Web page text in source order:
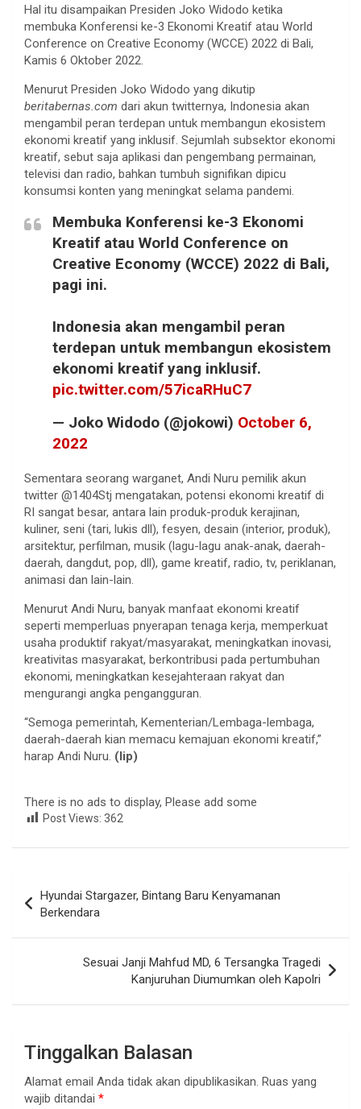
Hal itu disampaikan Presiden Joko Widodo ketika
membuka Konferensi ke-3 Ekonomi Kreatif atau World
Conference on Creative Economy (WCCE) 2022 di Bali,
Kamis 6 Oktober 2022.
Menurut Presiden Joko Widodo yang dikutip
beritabernas.com dari akun twitternya, Indonesia akan
mengambil peran terdepan untuk membangun ekosistem
ekonomi kreatif yang inklusif. Sejumlah subsektor ekonomi
kreatif, sebut saja aplikasi dan pengembang permainan,
televisi dan radio, bahkan tumbuh signifikan dipicu
konsumsi konten yang meningkat selama pandemi.
Membuka Konferensi ke-3 Ekonomi
Kreatif atau World Conference on
Creative Economy (WCCE) 2022 di Bali,
pagi ini.
Indonesia akan mengambil peran
terdepan untuk membangun ekosistem
ekonomi kreatif yang inklusif.
pic.twitter.com/57icaRHuC7
— Joko Widodo (@jokowi) October 6,
2022
Sementara seorang warganet, Andi Nuru pemilik akun
twitter @1404Stj mengatakan, potensi ekonomi kreatif di
RI sangat besar, antara lain produk-produk kerajinan,
kuliner, seni (tari, lukis dll), fesyen, desain (interior, produk),
arsitektur, perfilman, musik (lagu-lagu anak-anak, daerah-
daerah, dangdut, pop, dll), game kreatif, radio, tv, periklanan,
animasi dan lain-lain.
Menurut Andi Nuru, banyak manfaat ekonomi kreatif
seperti memperluas pnyerapan tenaga kerja, memperkuat
usaha produktif rakyat/masyarakat, meningkatkan inovasi,
kreativitas masyarakat, berkontribusi pada pertumbuhan
ekonomi, meningkatkan kesejahteraan rakyat dan
mengurangi angka pengangguran.
“Semoga pemerintah, Kementerian/Lembaga-lembaga,
daerah-daerah kian memacu kemajuan ekonomi kreatif,”
harap Andi Nuru. (lip)
There is no ads to display, Please add some
Post Views: 362
pos
Hyundai Stargazer, Bintang Baru Kenyamanan
Berkendara
Sesuai Janji Mahfud MD, 6 Tersangka Tragedi
Kanjuruhan Diumumkan oleh Kapolri
Tinggalkan Balasan
Alamat email Anda tidak akan dipublikasikan. Ruas yang
wajib ditandai *